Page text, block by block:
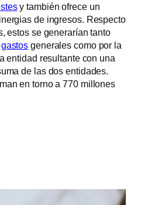
y también ofrece un
de ingresos. Respecto
estos se generarían tanto
gastos generales como por la
entidad resultante con una
de las dos entidades.
en torno a 770 millones